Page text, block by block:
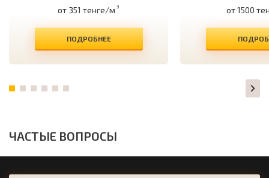
от 351 тенге/м 3
ПОДРОБНЕЕ
от 1500
ЧАСТЫЕ ВОПРОСЫ